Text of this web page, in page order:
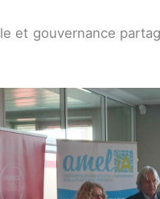
et gouvernance